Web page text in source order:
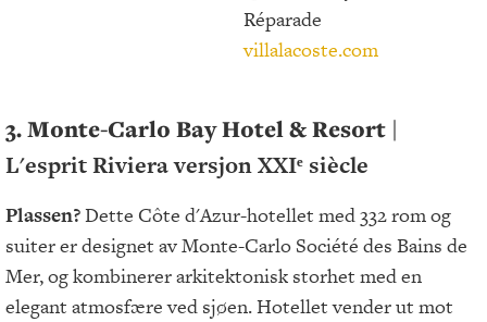
Réparade
villalacoste.com
3. Monte-Carlo Bay Hotel & Resort |
L'esprit Riviera versjon XXIᵉ siècle
Plassen?Dette Côte d'Azur-hotellet med 332 rom og
suiter er designet av Monte-Carlo Société des Bains de
Mer, og kombinerer arkitektonisk storhet med en
elegant atmosfære ved sjøen. Hotellet vender ut mot